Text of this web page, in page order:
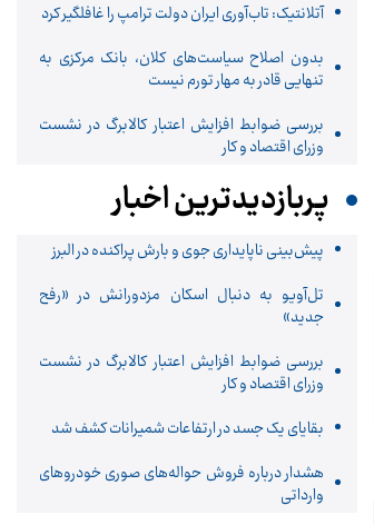
آتلانتیک: تاب‌آوری ایران دولت ترامپ را غافلگیر کرد
بدون اصلاح سیاست‌های کلان، بانک مرکزی به
تنهایی قادر به مهار تورم نیست
بررسی ضوابط افزایش اعتبار کالابرگ در نشست
وزرای اقتصاد و کار
پربازدیدترین اخبار
پیش‌بینی ناپایداری جوی و بارش پراکنده در البرز
تل‌آویو به دنبال اسکان مزدورانش در «رفح
جدید»
بررسی ضوابط افزایش اعتبار کالابرگ در نشست
وزرای اقتصاد و کار
بقایای یک جسد در ارتفاعات شمیرانات کشف شد
هشدار درباره فروش حواله‌های صوری خودروهای
وارداتی